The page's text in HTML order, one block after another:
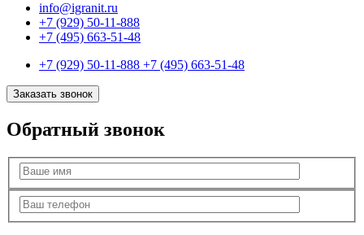
info@igranit.ru
+7 (929) 50-11-888
+7 (495) 663-51-48
+7 (929) 50-11-888 +7 (495) 663-51-48
Заказать звонок
Обратный звонок